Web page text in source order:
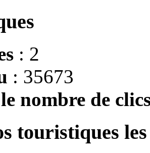
: 2
: 35673
nombre de
touristiques